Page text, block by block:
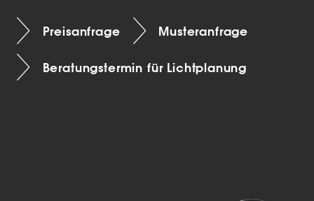
Preisanfrage Musteranfrage
Beratungstermin für Lichtplanung